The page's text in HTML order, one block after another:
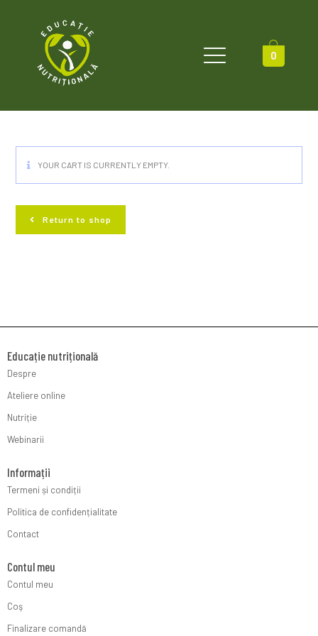
0
YOUR CART IS CURRENTLY EMPTY.
Return to shop
Educație nutrițională
Despre
Ateliere online
Nutriție
Webinarii
Informații
Termeni și condiții
Politica de confidențialitate
Contact
Contul meu
Contul meu
Coş
Finalizare comandă